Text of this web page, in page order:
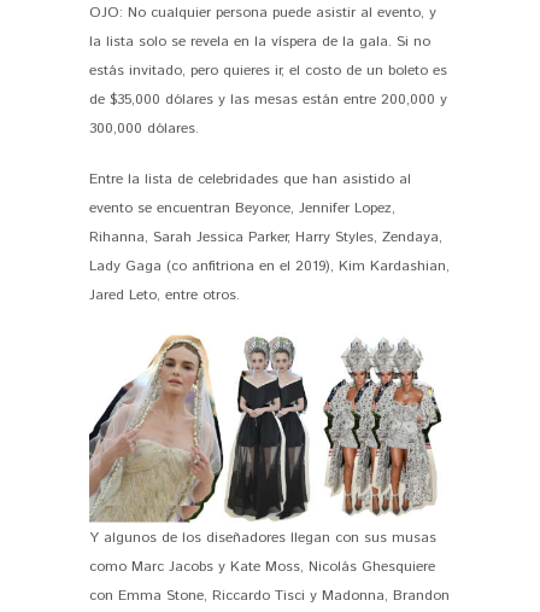
OJO: No cualquier persona puede asistir al evento, y
la lista solo se revela en la víspera de la gala. Si no
estás invitado, pero quieres ir, el costo de un boleto es
de $35,000 dólares y las mesas están entre 200,000 y
300,000 dólares.
Entre la lista de celebridades que han asistido al
evento se encuentran Beyonce, Jennifer Lopez,
Rihanna, Sarah Jessica Parker, Harry Styles, Zendaya,
Lady Gaga (co anfitriona en el 2019), Kim Kardashian,
Jared Leto, entre otros.
Y algunos de los diseñadores llegan con sus musas
como Marc Jacobs y Kate Moss, Nicolás Ghesquiere
con Emma Stone, Riccardo Tisci y Madonna, Brandon